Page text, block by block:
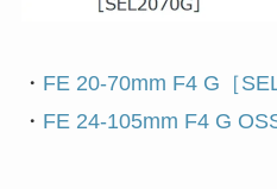
・ FE 20-70mm F4 G［
・ FE 24-105mm F4 G